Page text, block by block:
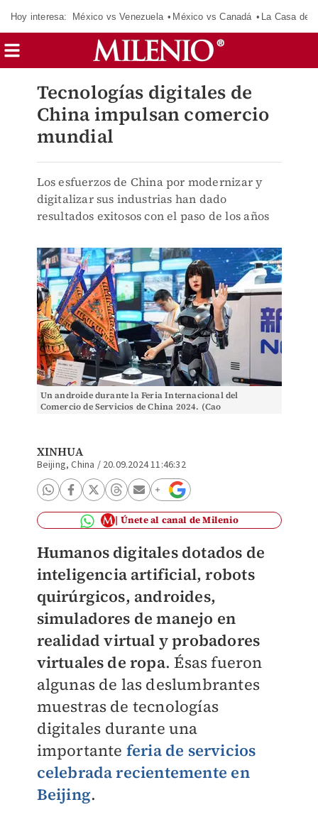
Hoy interesa: México vs Venezuela México vs Canadá La Casa de
Tecnologías digitales de
China impulsan comercio
mundial
Los esfuerzos de China por modernizar y
digitalizar sus industrias han dado
resultados exitosos con el paso de los años
Un androide durante la Feria Internacional del
Comercio de Servicios de China 2024. (Cao
XINHUA
Beijing, China / 20.09.2024 11:46:32
Únete al canal de Milenio
Humanos digitales dotados de
inteligencia artificial, robots
quirúrgicos, androides,
simuladores de manejo en
realidad virtual y probadores
virtuales de ropa. Ésas fueron
algunas de las deslumbrantes
muestras de tecnologías
digitales durante una
importante feria de servicios
celebrada recientemente en
Beijing.